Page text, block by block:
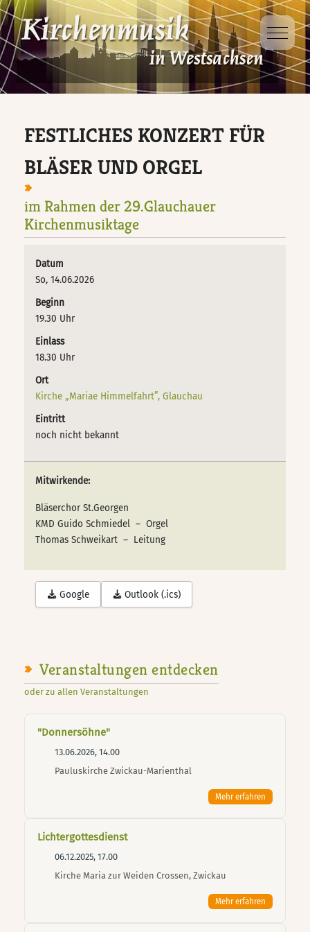
Mobile
FESTLICHES KONZERT FÜR
BLÄSER UND ORGEL
im Rahmen der 29.Glauchauer
Kirchenmusiktage
Datum
So, 14.06.2026
Beginn
19.30 Uhr
Einlass
18.30 Uhr
Ort
Kirche „Mariae Himmelfahrt”, Glauchau
Eintritt
noch nicht bekannt
Mitwirkende:
Bläserchor St.Georgen
KMD Guido Schmiedel – Orgel
Thomas Schweikart – Leitung
Google Outlook (.ics)
Veranstaltungen entdecken
oder zu allen Veranstaltungen
"Donnersöhne"
13.06.2026, 14.00
Pauluskirche Zwickau-Marienthal
Mehr erfahren
Lichtergottesdienst
06.12.2025, 17.00
Kirche Maria zur Weiden Crossen, Zwickau
Mehr erfahren
Dabei sein
Veranstaltungen
Veranstaltungsorte
Projekte
Kinder- und
Singt Schütz!
Taizé – Fahrt
Kindersingewoche
Ausbildung
D-Kirchenmusikausbildung
D-Kurs für Chorleitung